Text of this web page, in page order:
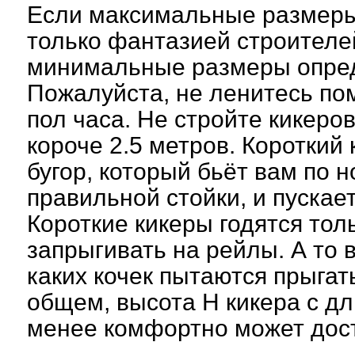
Если максимальные
только фантазией
минимальные размеры
Пожалуйста, не ленитесь
пол часа. Не стройте
короче 2.5 метров.
бугор, который бьёт вам по
правильной стойки, и
Короткие кикеры годятся
запрыгивать на рейлы. А то
каких кочек пытаются
общем, высота Н кикера с
менее комфортно может